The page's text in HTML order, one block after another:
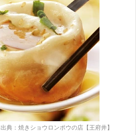
出典：焼きショウロンポウの店【王府井】